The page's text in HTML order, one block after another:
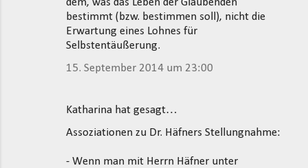
bestimmt (bzw. bestimmen soll), nicht die
Erwartung eines Lohnes für
Selbstentäußerung.
15. September 2014 um 23:00
Katharina hat gesagt…
Assoziationen zu Dr. Häfners Stellungnahme:
- Wenn man mit Herrn Häfner unter